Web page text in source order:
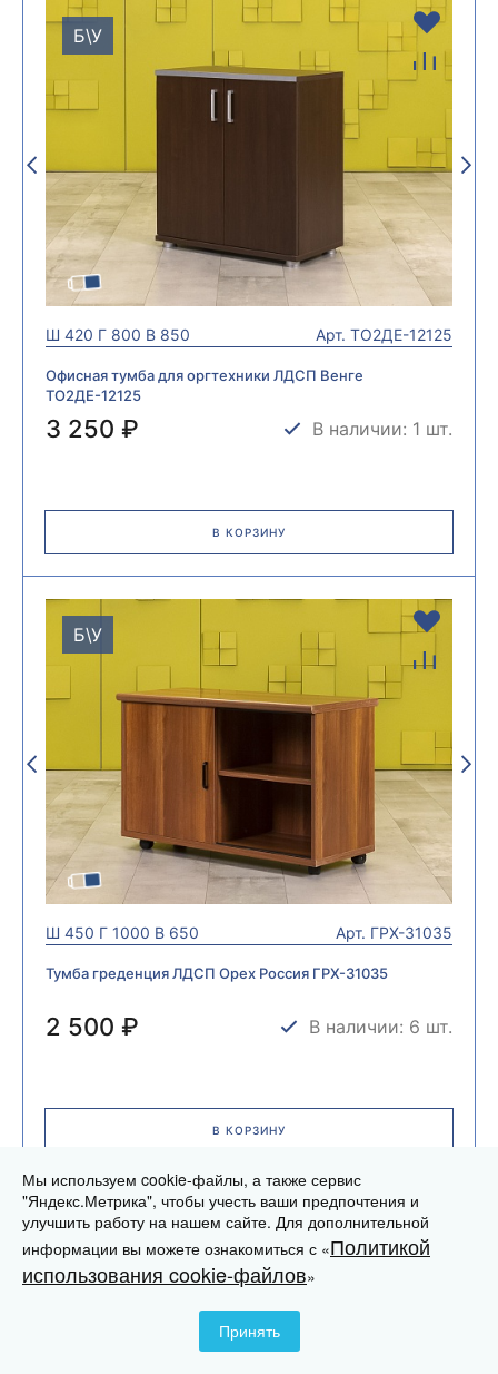
Телефон Почта
Телефон Почта
Б\У
Ш 420 Г 800 В 850 Арт. ТО2ДЕ-12125
Офисная тумба для оргтехники ЛДСП Венге
ТО2ДЕ-12125
3 250 ₽ В наличии: 1 шт.
В КОРЗИНУ
Б\У
Ш 450 Г 1000 В 650 Арт. ГРХ-31035
Тумба греденция ЛДСП Орех Россия ГРХ-31035
2 500 ₽ В наличии: 6 шт.
В КОРЗИНУ
Б\У
Мы используем cookie-файлы, а также сервис
"Яндекс.Метрика", чтобы учесть ваши предпочтения и
улучшить работу на нашем сайте. Для дополнительной
информации вы можете ознакомиться с «Политикой
использования cookie-файлов»
Принять